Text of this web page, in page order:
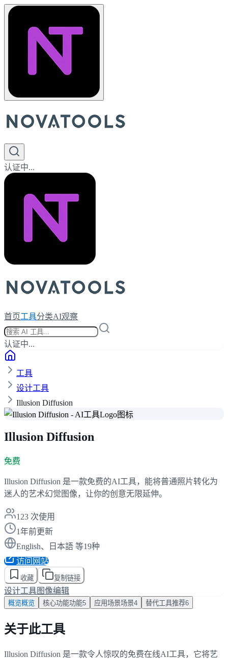
认证中...
首页工具分类AI观察
认证中...
工具
设计工具
Illusion Diffusion
Illusion Diffusion
免费
Illusion Diffusion 是一款免费的AI工具，能将普通照片转化为
迷人的艺术幻觉图像，让你的创意无限延伸。
123 次使用
1年前更新
English、日本語 等19种
访问网站
收藏 复制链接
设计工具图像编辑
概览概览 核心功能功能5 应用场景场景4 替代工具推荐6
关于此工具
Illusion Diffusion 是一款令人惊叹的免费在线AI工具，它将艺